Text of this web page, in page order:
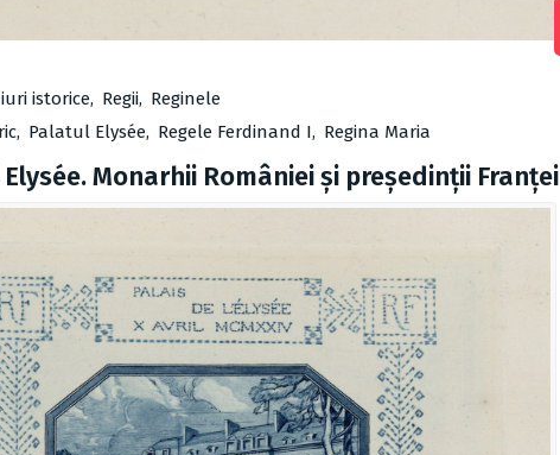
istorice, Regii, Reginele
, Palatul Elysée, Regele Ferdinand I, Regina Maria
Monarhii României şi preşedinţii Franţei